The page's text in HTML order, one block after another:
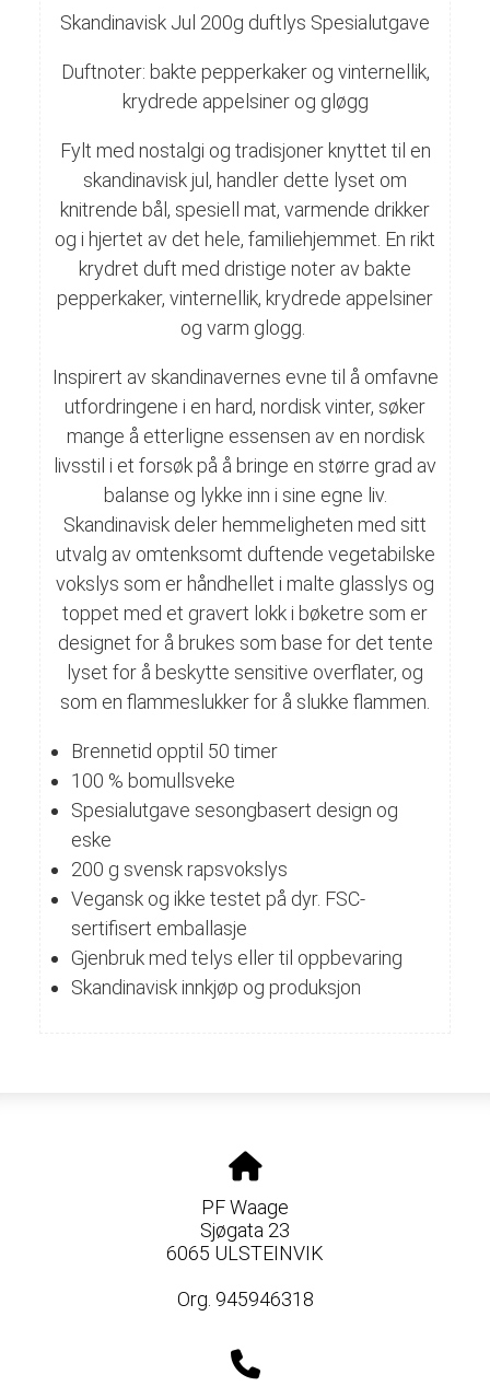
Skandinavisk Jul 200g duftlys Spesialutgave
Duftnoter: bakte pepperkaker og vinternellik,
krydrede appelsiner og gløgg
Fylt med nostalgi og tradisjoner knyttet til en
skandinavisk jul, handler dette lyset om
knitrende bål, spesiell mat, varmende drikker
og i hjertet av det hele, familiehjemmet. En rikt
krydret duft med dristige noter av bakte
pepperkaker, vinternellik, krydrede appelsiner
og varm glogg.
Inspirert av skandinavernes evne til å omfavne
utfordringene i en hard, nordisk vinter, søker
mange å etterligne essensen av en nordisk
livsstil i et forsøk på å bringe en større grad av
balanse og lykke inn i sine egne liv.
Skandinavisk deler hemmeligheten med sitt
utvalg av omtenksomt duftende vegetabilske
vokslys som er håndhellet i malte glasslys og
toppet med et gravert lokk i bøketre som er
designet for å brukes som base for det tente
lyset for å beskytte sensitive overflater, og
som en flammeslukker for å slukke flammen.
Brennetid opptil 50 timer
100 % bomullsveke
Spesialutgave sesongbasert design og
eske
200 g svensk rapsvokslys
Vegansk og ikke testet på dyr. FSC-
sertifisert emballasje
Gjenbruk med telys eller til oppbevaring
Skandinavisk innkjøp og produksjon
PF Waage
Sjøgata 23
6065 ULSTEINVIK
Org. 945946318